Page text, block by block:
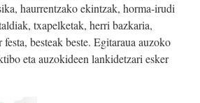
haurrentzako ekintzak, horma-irudi
txapelketak, herri bazkaria,
festa, besteak beste. Egitaraua auzoko
eta auzokideen lankidetzari esker